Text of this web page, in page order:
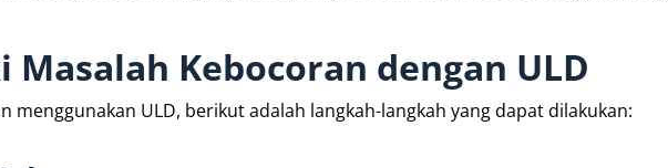
Kebocoran dengan ULD
menggunakan ULD, berikut adalah langkah-langkah yang dapat dilakukan: